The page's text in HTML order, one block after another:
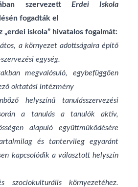
szervezett Erdei Iskola
fogadták el
„erdei iskola” hivatalos fogalmát:
a környezet adottságaira építő
egység.
megvalósuló, egybefüggően
oktatási intézmény
helyszínű tanulásszervezési
a tanulás a tanulók aktív,
alapuló együttműködésére
és tantervileg egyaránt
kapcsolódik a választott helyszín
környezetéhez.